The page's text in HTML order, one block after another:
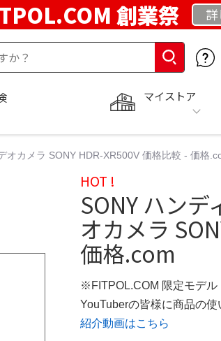
創業祭 詳
マイストア
オカメラ SONY HDR-XR500V 価格比較 - 価格
HOT !
SONY ハンデ
オカメラ
価格.com
※FITPOL.COM 限定モデル
YouTuberの皆様に商品の
紹介動画はこちら